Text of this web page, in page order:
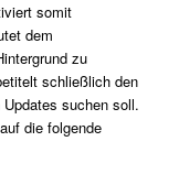
somit
dem
zu
schließlich den
suchen soll.
die folgende